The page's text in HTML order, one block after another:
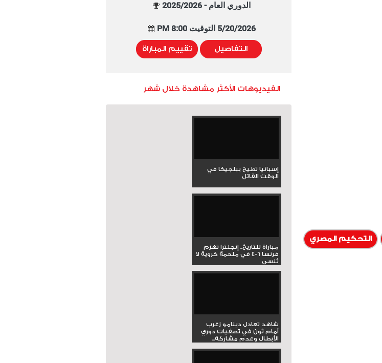
التحكيم المصري
الدوري العام - 2025/2026
5/20/2026 التوقيت 8:00 PM
التفاصيل تقييم المباراة
الفيديوهات الأكثر مشاهدة خلال شهر
إسبانيا تطيح ببلجيكا في
الوقت القاتل
مباراة للتاريخ.. إنجلترا تهزم
فرنسا 6-4 في ملحمة كروية لا
تُنسى
شاهد تعادل دينامو زغرب
أمام ثون في تصفيات دوري
الأبطال وعدم مشاركة...